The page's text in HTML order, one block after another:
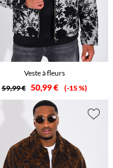
Veste à fleurs
59,99 € 50,99 € -15 %